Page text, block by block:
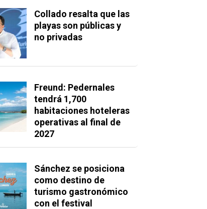
Collado resalta que las
playas son públicas y
no privadas
Freund: Pedernales
tendrá 1,700
habitaciones hoteleras
operativas al final de
2027
Sánchez se posiciona
como destino de
turismo gastronómico
con el festival